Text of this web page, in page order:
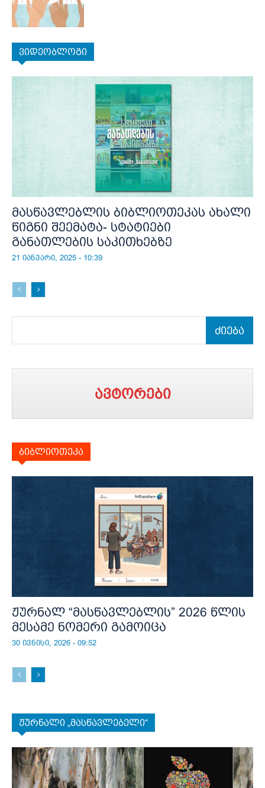
ვიდეობლოგი
მასწავლებლის ბიბლიოთეკას ახალი
წიგნი შეემატა- სტატიები
განათლების საკითხებზე
21 იანვარი, 2025 - 10:39
ძიება
ავტორები
ბიბლიოთეკა
ჟურნალ “მასწავლებლის” 2026 წლის
მესამე ნომერი გამოიცა
30 ივნისი, 2026 - 09:52
ჟურნალი „მასწავლებელი“